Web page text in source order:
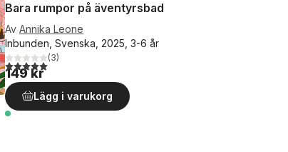
Bara rumpor på äventyrsbad
Av Annika Leone
Inbunden, Svenska, 2025, 3-6 år
5,0utav 5 stjärnor. Totalt antal röster:
(3)
149 kr
Lägg i varukorg